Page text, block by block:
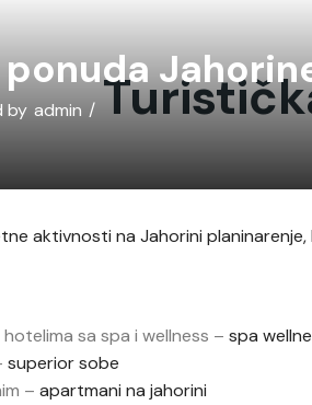
by admin /
aktivnosti na Jahorini
sa spa i wellness – spa
superior sobe
– apartmani na jahorini